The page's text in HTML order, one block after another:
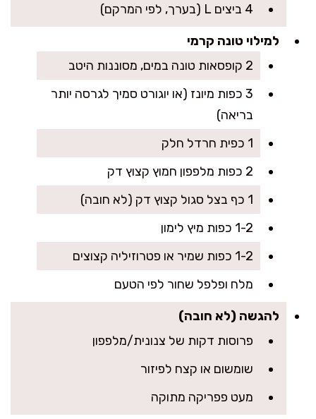
4 ביצים L (בערך, לפי המרקם)
למילוי טונה קרמי
2 קופסאות טונה במים, מסוננות היטב
3 כפות מיונז (או יוגורט סמיך לגרסה יותר
בריאה)
1 כפית חרדל חלק
2 כפות מלפפון חמוץ קצוץ דק
1 כף בצל סגול קצוץ דק (לא חובה)
1-2 כפות מיץ לימון
1-2 כפות שמיר או פטרוזיליה קצוצים
מלח ופלפל שחור לפי הטעם
להגשה (לא חובה)
פרוסות דקות של צנונית/מלפפון
שומשום או קצח לפיזור
מעט פפריקה מתוקה